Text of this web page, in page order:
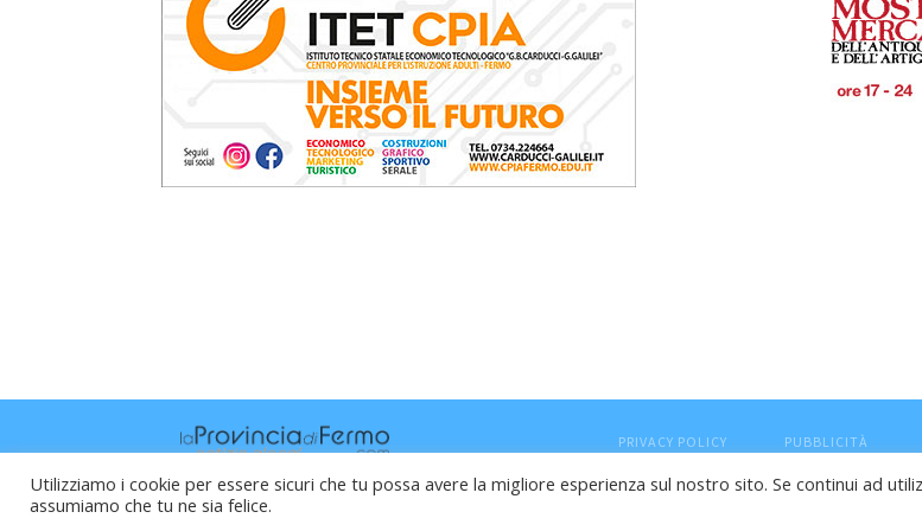
PRIVACY POLICY PUBBLICITÀ
Raffaele Vitali - via Leopardi 10 - 61121 Pesaro (PU) - Cod.Fisc VTLRFL77B02L500Y -
Utilizziamo i cookie per essere sicuri che tu possa avere la migliore esperienza sul nostro sito. Se continui ad
assumiamo che tu ne sia felice.